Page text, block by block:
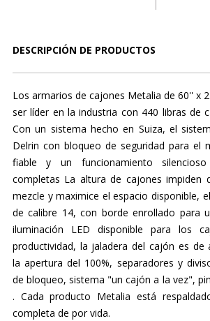
DESCRIPCIÓN DE PRODUCTOS
Los armarios de cajones Metalia de 60'' x
ser líder en la industria con 440 libras de
Con un sistema hecho en Suiza, el
Delrin con bloqueo de seguridad para el
fiable y un funcionamiento silencioso
completas La altura de cajones impiden
mezcle y maximice el espacio disponible,
de calibre 14, con borde enrollado para
iluminación LED disponible para los
productividad, la jaladera del cajón es de
la apertura del 100%, separadores y
de bloqueo, sistema "un cajón a la vez",
. Cada producto Metalia está
completa de por vida.